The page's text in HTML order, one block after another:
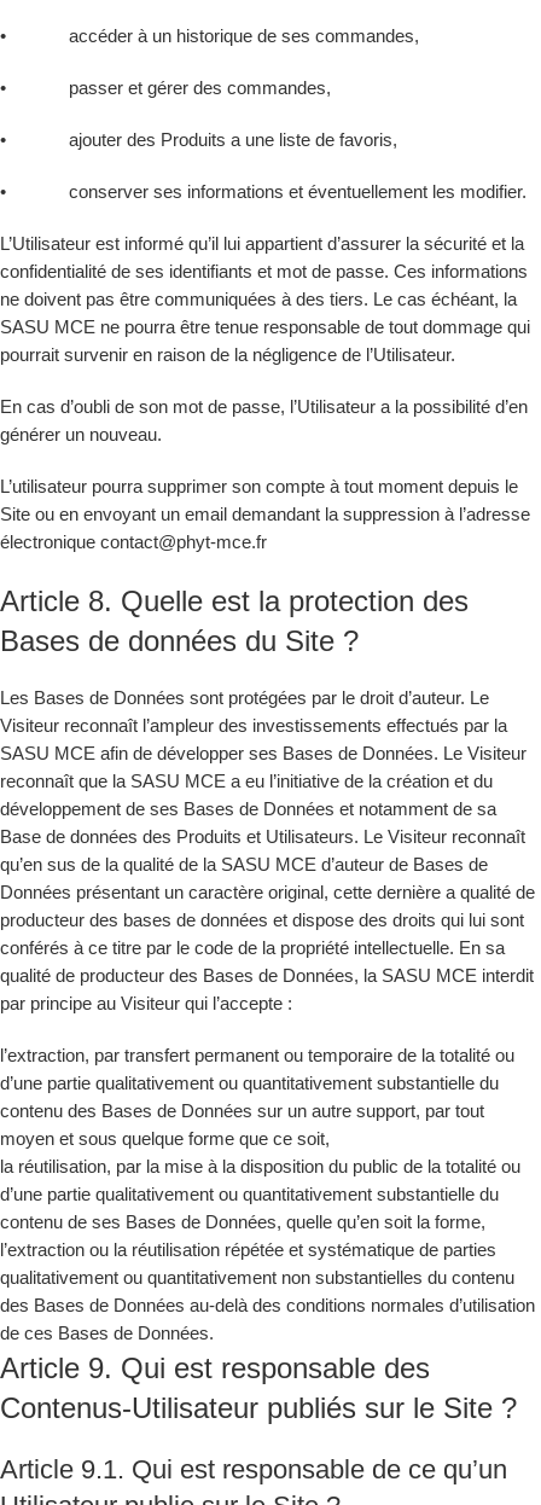
• accéder à un historique de ses commandes,
• passer et gérer des commandes,
• ajouter des Produits a une liste de favoris,
• conserver ses informations et éventuellement les modifier.
L’Utilisateur est informé qu’il lui appartient d’assurer la sécurité et la
confidentialité de ses identifiants et mot de passe. Ces informations
ne doivent pas être communiquées à des tiers. Le cas échéant, la
SASU MCE ne pourra être tenue responsable de tout dommage qui
pourrait survenir en raison de la négligence de l’Utilisateur.
En cas d’oubli de son mot de passe, l’Utilisateur a la possibilité d’en
générer un nouveau.
L’utilisateur pourra supprimer son compte à tout moment depuis le
Site ou en envoyant un email demandant la suppression à l’adresse
électronique contact@phyt-mce.fr
Article 8. Quelle est la protection des
Bases de données du Site ?
Les Bases de Données sont protégées par le droit d’auteur. Le
Visiteur reconnaît l’ampleur des investissements effectués par la
SASU MCE afin de développer ses Bases de Données. Le Visiteur
reconnaît que la SASU MCE a eu l’initiative de la création et du
développement de ses Bases de Données et notamment de sa
Base de données des Produits et Utilisateurs. Le Visiteur reconnaît
qu’en sus de la qualité de la SASU MCE d’auteur de Bases de
Données présentant un caractère original, cette dernière a qualité de
producteur des bases de données et dispose des droits qui lui sont
conférés à ce titre par le code de la propriété intellectuelle. En sa
qualité de producteur des Bases de Données, la SASU MCE interdit
par principe au Visiteur qui l’accepte :
l’extraction, par transfert permanent ou temporaire de la totalité ou
d’une partie qualitativement ou quantitativement substantielle du
contenu des Bases de Données sur un autre support, par tout
moyen et sous quelque forme que ce soit,
la réutilisation, par la mise à la disposition du public de la totalité ou
d’une partie qualitativement ou quantitativement substantielle du
contenu de ses Bases de Données, quelle qu’en soit la forme,
l’extraction ou la réutilisation répétée et systématique de parties
qualitativement ou quantitativement non substantielles du contenu
des Bases de Données au-delà des conditions normales d’utilisation
de ces Bases de Données.
Article 9. Qui est responsable des
Contenus-Utilisateur publiés sur le Site ?
Article 9.1. Qui est responsable de ce qu’un